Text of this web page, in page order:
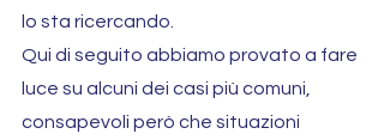
lo sta ricercando.
Qui di seguito abbiamo provato a fare
luce su alcuni dei casi più comuni,
consapevoli però che situazioni